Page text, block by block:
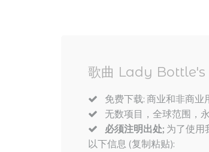
歌曲 Lady
免费下载: 商业和非商业
无数项目，全球范围，永
必须注明出处; 为了使用
以下信息 (复制粘贴):